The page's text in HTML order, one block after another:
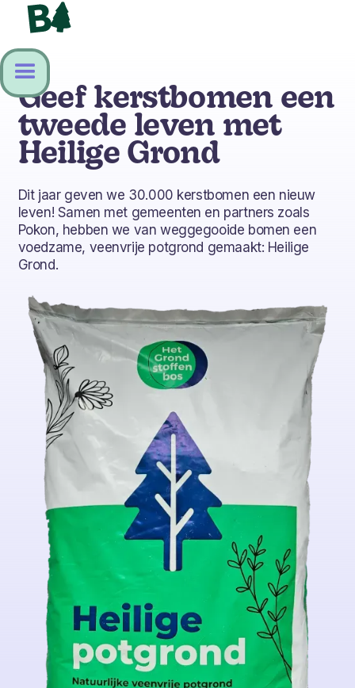
Geef kerstbomen een
tweede leven met
Heilige Grond
Dit jaar geven we 30.000 kerstbomen een nieuw
leven! Samen met gemeenten en partners zoals
Pokon, hebben we van weggegooide bomen een
voedzame, veenvrije potgrond gemaakt: Heilige
Grond.